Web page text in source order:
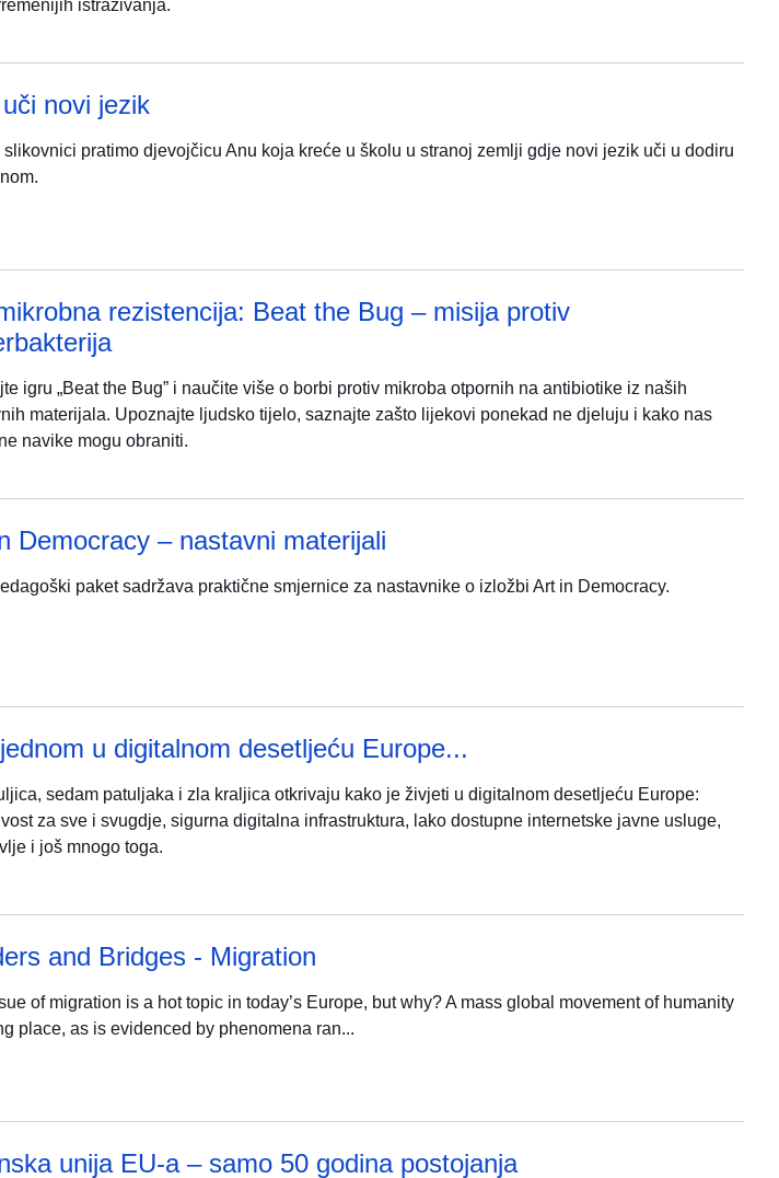
istraživanja.
novi jezik
slikovnici pratimo djevojčicu Anu koja kreće u školu u stranoj zemlji gdje novi jezik uči u dodiru
rezistencija: Beat the Bug – misija protiv
igru „Beat the Bug” i naučite više o borbi protiv mikroba otpornih na antibiotike iz naših
materijala. Upoznajte ljudsko tijelo, saznajte zašto lijekovi ponekad ne djeluju i kako nas
navike mogu obraniti.
Democracy – nastavni materijali
paket sadržava praktične smjernice za nastavnike o izložbi Art in Democracy.
u digitalnom desetljeću Europe...
sedam patuljaka i zla kraljica otkrivaju kako je živjeti u digitalnom desetljeću Europe:
za sve i svugdje, sigurna digitalna infrastruktura, lako dostupne internetske javne usluge,
i još mnogo toga.
and Bridges - Migration
of migration is a hot topic in today’s Europe, but why? A mass global movement of humanity
place, as is evidenced by phenomena ran...
unija EU-a – samo 50 godina postojanja